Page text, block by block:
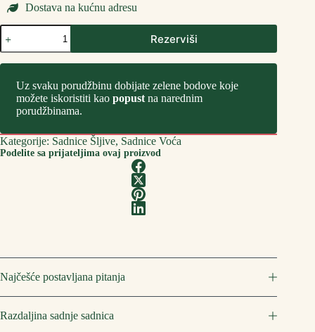
Dostava na kućnu adresu
Sadnice
Šljive
Opal
количина
Rezerviši
Uz svaku porudžbinu dobijate zelene bodove koje
možete iskoristiti kao popust na narednim
porudžbinama.
Kategorije: Sadnice Šljive, Sadnice Voća
Podelite sa prijateljima ovaj proizvod
Najčešće postavljana pitanja
Razdaljina sadnje sadnica